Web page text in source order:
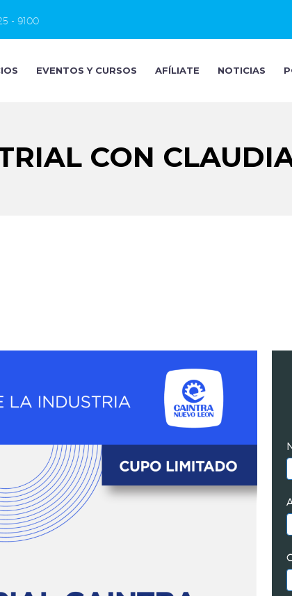
- 9100
EVENTOS Y CURSOS AFÍLIATE NOTICIAS
CON